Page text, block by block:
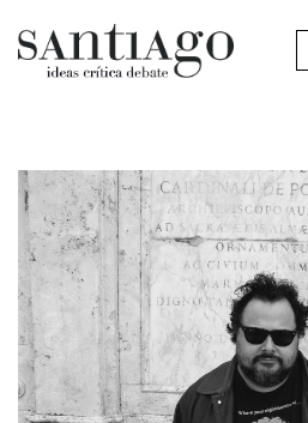
Actualidad
Archivo Cenfoto-UDP
Arquetipos de situación
Artes visuales
Ciencia
Cine y televisión
Ciudad